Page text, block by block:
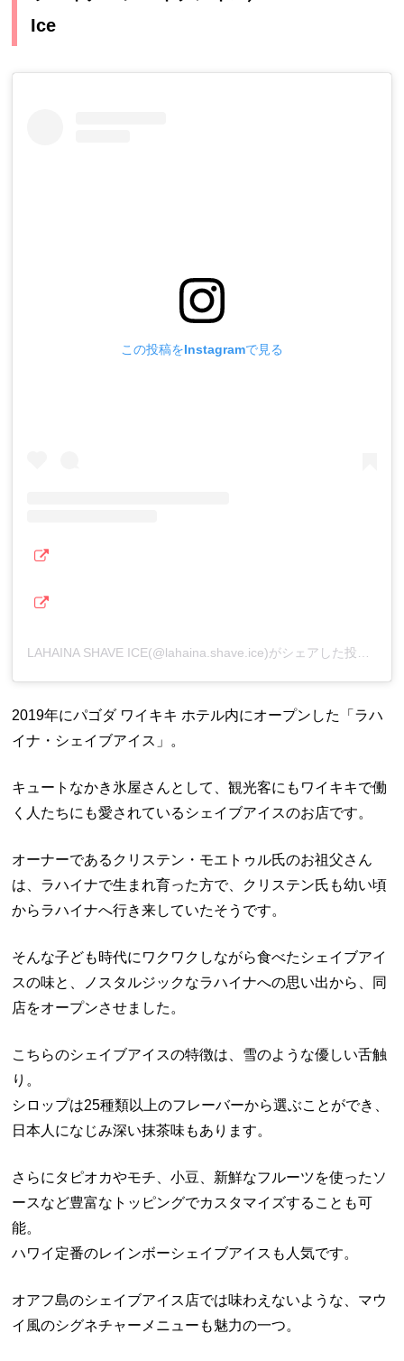
Ice
この投稿をInstagramで見る
2019年にパゴダ ワイキキ ホテル内にオープンした「ラハ
イナ・シェイブアイス」。
キュートなかき氷屋さんとして、観光客にもワイキキで働
く人たちにも愛されているシェイブアイスのお店です。
オーナーであるクリステン・モエトゥル氏のお祖父さん
は、ラハイナで生まれ育った方で、クリステン氏も幼い頃
からラハイナへ行き来していたそうです。
そんな子ども時代にワクワクしながら食べたシェイブアイ
スの味と、ノスタルジックなラハイナへの思い出から、同
店をオープンさせました。
こちらのシェイブアイスの特徴は、雪のような優しい舌触
り。
シロップは25種類以上のフレーバーから選ぶことができ、
日本人になじみ深い抹茶味もあります。
さらにタピオカやモチ、小豆、新鮮なフルーツを使ったソ
ースなど豊富なトッピングでカスタマイズすることも可
能。
ハワイ定番のレインボーシェイブアイスも人気です。
オアフ島のシェイブアイス店では味わえないような、マウ
イ風のシグネチャーメニューも魅力の一つ。